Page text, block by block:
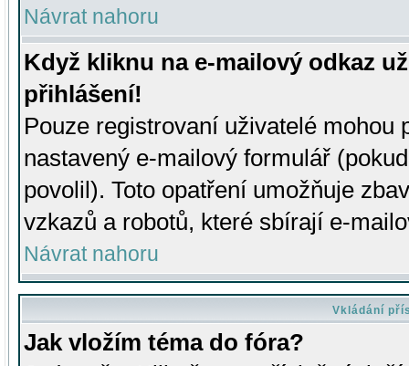
Návrat nahoru
Když kliknu na e-mailový odkaz
přihlášení!
Pouze registrovaní uživatelé mohou
nastavený e-mailový formulář
povolil). Toto opatření umožňuje
vzkazů a robotů, které sbírají e-
Návrat nahoru
Vkládání
Jak vložím téma do fóra?